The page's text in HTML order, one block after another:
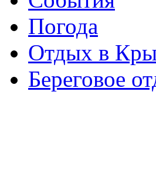
Погода
Отдых в
Береговое